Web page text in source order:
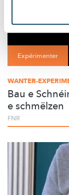
Expérimenter
WANTER-
Bau e
e schmëlzen
FNR